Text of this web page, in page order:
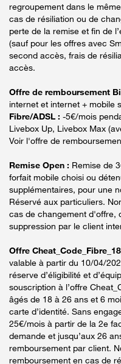
regroupement dans le
cas de résiliation ou de
perte de la remise et fin de
(sauf pour les offres avec
second accès, frais de
accès.
Offre de remboursement
internet et internet + mobile
Fibre/ADSL : -5€/mois
Livebox Up, Livebox Max
Voir l'offre de
Remise Open : Remise de
forfait mobile choisi ou
supplémentaires, pour une
Réservé aux particuliers.
cas de changement d'offre,
suppression par le client
Offre
valable à partir du 10/04/
réserve d’éligibilité et
souscription à l’offre
âgés de 18 à 26 ans et 6
carte d’identité. Sans
25€/mois à partir de la 2e
demande et jusqu’aux 26
remboursement par client.
remboursement en cas de